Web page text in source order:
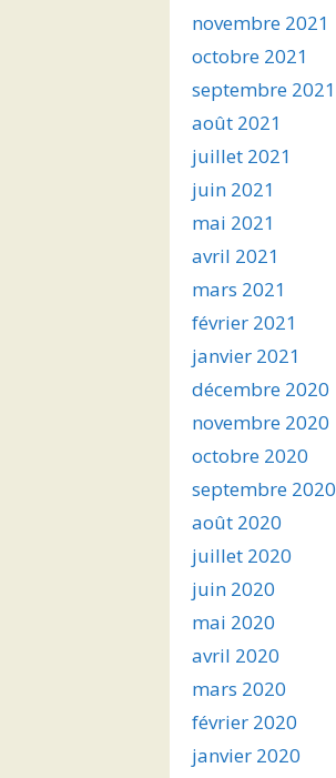
novembre 2021
octobre 2021
septembre 2021
août 2021
juillet 2021
juin 2021
mai 2021
avril 2021
mars 2021
février 2021
janvier 2021
décembre 2020
novembre 2020
octobre 2020
septembre 2020
août 2020
juillet 2020
juin 2020
mai 2020
avril 2020
mars 2020
février 2020
janvier 2020